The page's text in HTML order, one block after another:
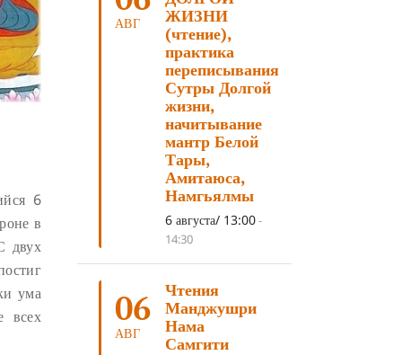
6
в
двух
ума
всех
ЛОСАР(7)
АНАЛИТИЧЕСКАЯ МЕДИТАЦИЯ
КАК МЕДИТИРОВАТЬ(6)
ДХАРМА (6)
ДОСТ. САНГЬЕ КХАНДРО(6)
ТРИ ОСНОВЫ ПУТИ (5)
ЛХАБАБ ДУЧЕН(5)
ОЧИСТИТЕЛЬНЫЕ ПРАКТИКИ(5)
САМ СЕБЕ ПСИХОЛОГ
САДХАНА(4) ОТРЕЧЕНИЕ(4)
ВОСЕМЬ ОБЕТОВ(4)
АВГ
ЖИЗНИ
(чтение),
практика
переписывания
Сутры Долгой
жизни,
начитывание
мантр Белой
Тары,
Амитаюса,
Намгьялмы
6 августа/ 13:00-
14:30
06
АВГ
Чтения
Манджушри
Нама
Самгити